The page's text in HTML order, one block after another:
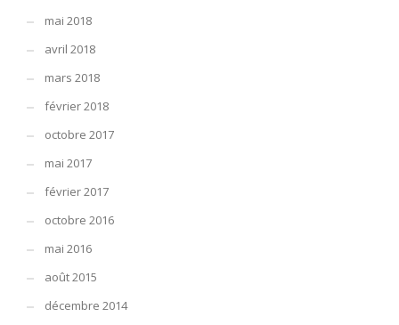
mai 2018
avril 2018
mars 2018
février 2018
octobre 2017
mai 2017
février 2017
octobre 2016
mai 2016
août 2015
décembre 2014